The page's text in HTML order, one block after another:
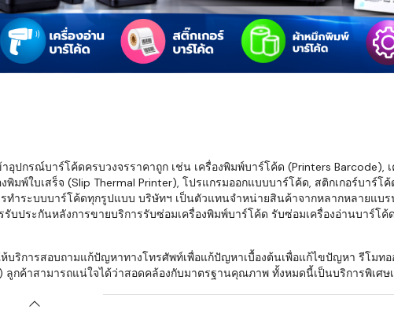
กำลังเติบโต
ขั้นตอนการทำงานของ
WMS ตั้งแต่รับสินค้า จัด
เก็บ หยิบ แพ็ก จนถึงจัดส่ง
อย่างไร
WMS สำหรับธุรกิจ 3PL,
ค้าส่ง และ E-Commerce:
แนะนำ Checklist ก่อน
เลือกระบบ WMS: ธุรกิจ
าอุปกรณ์บาร์โค้ดครบวงจรราคาถูก เช่น เครื่องพิมพ์บาร์โค้ด (Printers Barcode),
พิมพ์ใบเสร็จ (Slip Thermal Printer), โปรแกรมออกแบบบาร์โค้ด, สติกเกอร์บา
ำระบบบาร์โค้ดทุกรูปแบบ บริษัทฯ เป็นตัวแทนจำหน่ายสินค้าจากหลากหลายแบรน
ประกันหลังการขายบริการรับซ่อมเครื่องพิมพ์บาร์โค้ด รับซ่อมเครื่องอ่านบาร์โ
บริการสอบถามแก้ปัญหาทางโทรศัพท์เพื่อแก้ปัญหาเบื้องต้นเพื่อแก้ไขปัญหา รีโมท
กค้าสามารถแน่ใจได้ว่าสอดคล้องกับมาตรฐานคุณภาพ ทั้งหมดนี้เป็นบริการพิเศษ